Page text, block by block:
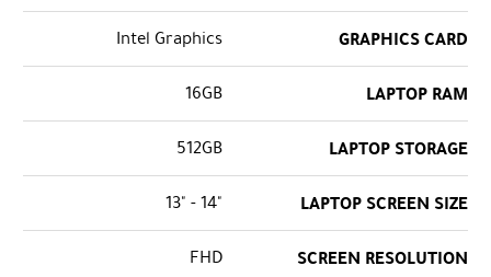
GRAPHICS CARD
Intel Graphics
LAPTOP RAM
16GB
LAPTOP STORAGE
512GB
LAPTOP SCREEN SIZE
"14 - "13
SCREEN RESOLUTION
FHD